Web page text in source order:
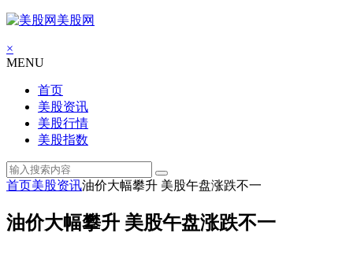
美股网
×
MENU
首页
美股资讯
美股行情
美股指数
首页美股资讯油价大幅攀升 美股午盘涨跌不一
油价大幅攀升 美股午盘涨跌不一